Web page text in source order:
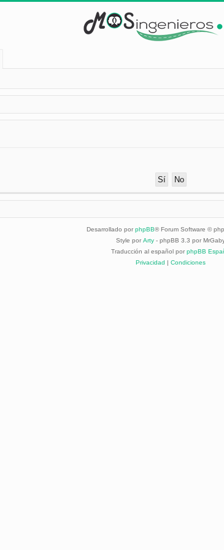
Desarrollado por phpBB® Forum Software ©
Style por Arty - phpBB 3.3 por
Traducción al español por phpBB
Privacidad | Condiciones